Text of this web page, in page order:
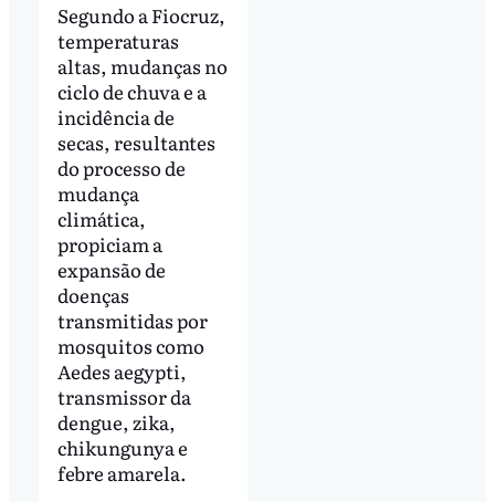
Segundo a Fiocruz,
temperaturas
altas, mudanças no
ciclo de chuva e a
incidência de
secas, resultantes
do processo de
mudança
climática,
propiciam a
expansão de
doenças
transmitidas por
mosquitos como
Aedes aegypti,
transmissor da
dengue, zika,
chikungunya e
febre amarela.